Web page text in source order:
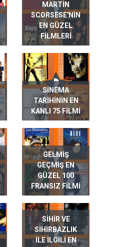
MARTIN
SCORSESE'NIN
EN GÜZEL
FILMLERI
SINEMA
TARIHININ EN
KANLI 75 FILMI
GELMIŞ
GEÇMIŞ EN
GÜZEL 100
FRANSIZ FILMI
SIHIR VE
SIHIRBAZLIK
ILE ILGILI EN